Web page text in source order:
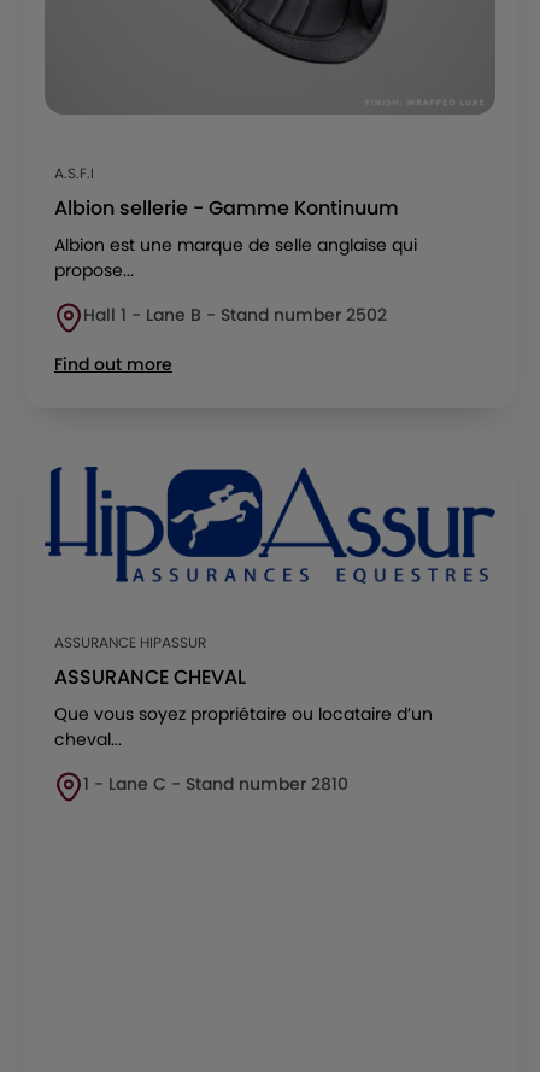
A.S.F.I
Albion sellerie - Gamme Kontinuum
Albion est une marque de selle anglaise qui
propose...
Hall 1 - Lane B - Stand number 2502
Find out more
ASSURANCE HIPASSUR
ASSURANCE CHEVAL
Que vous soyez propriétaire ou locataire d’un
cheval...
1 - Lane C - Stand number 2810